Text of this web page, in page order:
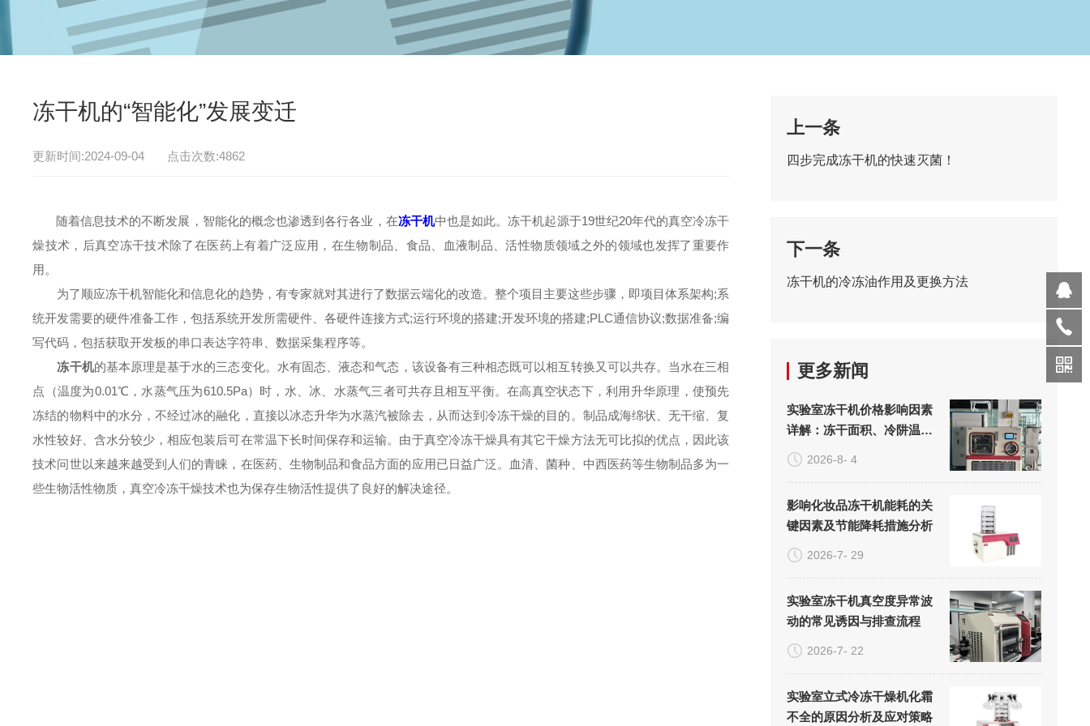
冻干机的“智能化”发展变迁
更新时间:2024-09-04 点击次数:4862
随着信息技术的不断发展，智能化的概念也渗透到各行各业，在冻干机中也是如此。冻干机起源于19世纪20年代的真空冷冻干
燥技术，后真空冻干技术除了在医药上有着广泛应用，在生物制品、食品、血液制品、活性物质领域之外的领域也发挥了重要作
用。
为了顺应冻干机智能化和信息化的趋势，有专家就对其进行了数据云端化的改造。整个项目主要这些步骤，即项目体系架构;系
统开发需要的硬件准备工作，包括系统开发所需硬件、各硬件连接方式;运行环境的搭建;开发环境的搭建;PLC通信协议;数据准备;编
写代码，包括获取开发板的串口表达字符串、数据采集程序等。
冻干机的基本原理是基于水的三态变化。水有固态、液态和气态，该设备有三种相态既可以相互转换又可以共存。当水在三相
点（温度为0.01℃，水蒸气压为610.5Pa）时，水、冰、水蒸气三者可共存且相互平衡。在高真空状态下，利用升华原理，使预先
冻结的物料中的水分，不经过冰的融化，直接以冰态升华为水蒸汽被除去，从而达到冷冻干燥的目的。制品成海绵状、无干缩、复
水性较好、含水分较少，相应包装后可在常温下长时间保存和运输。由于真空冷冻干燥具有其它干燥方法无可比拟的优点，因此该
技术问世以来越来越受到人们的青睐，在医药、生物制品和食品方面的应用已日益广泛。血清、菌种、中西医药等生物制品多为一
些生物活性物质，真空冷冻干燥技术也为保存生物活性提供了良好的解决途径。
上一条
四步完成冻干机的快速灭菌！
下一条
冻干机的冷冻油作用及更换方法
更多新闻
实验室冻干机价格影响因素
详解：冻干面积、冷阱温度
与真空系统的成本构成
2026-8- 4
影响化妆品冻干机能耗的关
键因素及节能降耗措施分析
2026-7- 29
实验室冻干机真空度异常波
动的常见诱因与排查流程
2026-7- 22
实验室立式冷冻干燥机化霜
不全的原因分析及应对策略